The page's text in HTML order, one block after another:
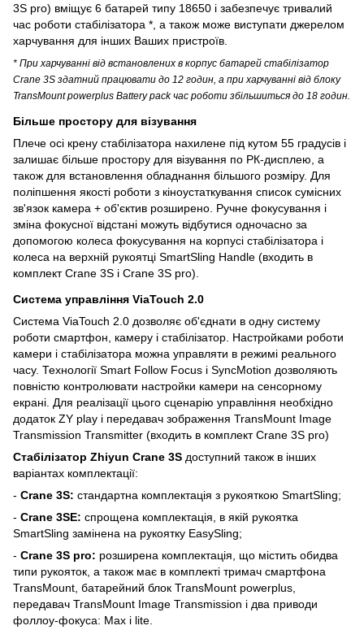
3S pro) вміщує 6 батарей типу 18650 і забезпечує тривалий
час роботи стабілізатора *, а також може виступати джерелом
харчування для інших Ваших пристроїв.
* При харчуванні від встановлених в корпус батарей стабілізатор
Crane 3S здатний працювати до 12 годин, а при харчуванні від блоку
TransMount powerplus Battery pack час роботи збільшиться до 18 годин.
Більше простору для візування
Плече осі крену стабілізатора нахилене під кутом 55 градусів і
залишає більше простору для візування по РК-дисплею, а
також для встановлення обладнання більшого розміру. Для
поліпшення якості роботи з кіноустаткування список сумісних
зв'язок камера + об'єктив розширено. Ручне фокусування і
зміна фокусної відстані можуть відбутися одночасно за
допомогою колеса фокусування на корпусі стабілізатора і
колеса на верхній рукоятці SmartSling Handle (входить в
комплект Crane 3S і Crane 3S pro).
Система управління ViaTouch 2.0
Система ViaTouch 2.0 дозволяє об'єднати в одну систему
роботи смартфон, камеру і стабілізатор. Настройками роботи
камери і стабілізатора можна управляти в режимі реального
часу. Технології Smart Follow Focus і SyncMotion дозволяють
повністю контролювати настройки камери на сенсорному
екрані. Для реалізації цього сценарію управління необхідно
додаток ZY play і передавач зображення TransMount Image
Transmission Transmitter (входить в комплект Crane 3S pro)
Стабілізатор Zhiyun Crane 3S доступний також в інших
варіантах комплектації:
- Crane 3S: стандартна комплектація з рукояткою SmartSling;
- Crane 3SE: спрощена комплектація, в якій рукоятка
SmartSling замінена на рукоятку EasySling;
- Crane 3S pro: розширена комплектація, що містить обидва
типи рукояток, а також має в комплекті тримач смартфона
TransMount, батарейний блок TransMount powerplus,
передавач TransMount Image Transmission і два приводи
фоллоу-фокуса: Max і lite.